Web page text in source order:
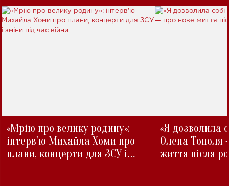
«Мрію про велику родину»:
інтерв'ю Михайла Хоми про
плани, концерти для ЗСУ і
«Я дозволила
Олена Тополя
життя після